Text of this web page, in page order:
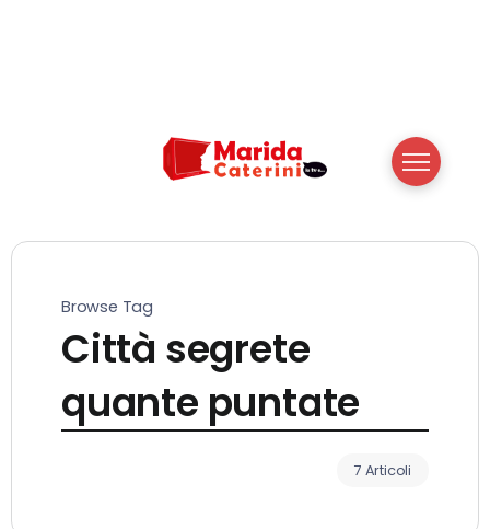
Browse Tag
Città segrete
quante puntate
7 Articoli